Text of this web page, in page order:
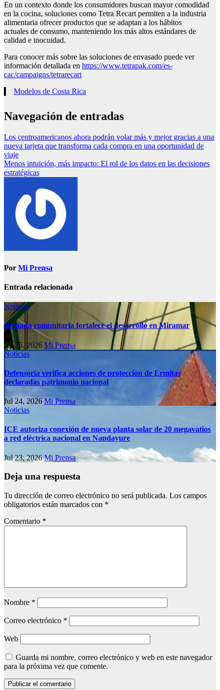
En un contexto donde los consumidores buscan mayor comodidad
en la cocina, soluciones como Tetra Recart permiten a la industria
alimentaria ofrecer productos que se adaptan a los hábitos
actuales de consumo, manteniendo los más altos estándares de
calidad e inocuidad.
Para conocer más sobre las soluciones de envasado puede ver
información detallada en https://www.tetrapak.com/es-
cac/campaigns/tetrarecart
Modelos de Costa Rica
Navegación de entradas
Los centroamericanos ahora podrán volar más y mejor gracias a una
nueva tarjeta que transforma cada compra en una oportunidad de
viaje
Menos intuición, más impacto: El rol de los datos en las decisiones
estratégicas
Por Mi Prensa
Entrada relacionada
Noticias
Jornada comunitaria fortalece el desarrollo en Miramar
Jul 25, 2026 Mi Prensa
Noticias
Defensoría verifica acciones de protección de Ermitas
declaradas patrimonio nacional
Jul 24, 2026Mi Prensa
Noticias
ICE autoriza conexión de nueva planta solar de 20 megavatios
a red eléctrica nacional en Nandayure
Jul 23, 2026Mi Prensa
Deja una respuesta
Tu dirección de correo electrónico no será publicada. Los campos
obligatorios están marcados con *
Comentario *
Nombre *
Correo electrónico *
Web
Guarda mi nombre, correo electrónico y web en este navegador
para la próxima vez que comente.